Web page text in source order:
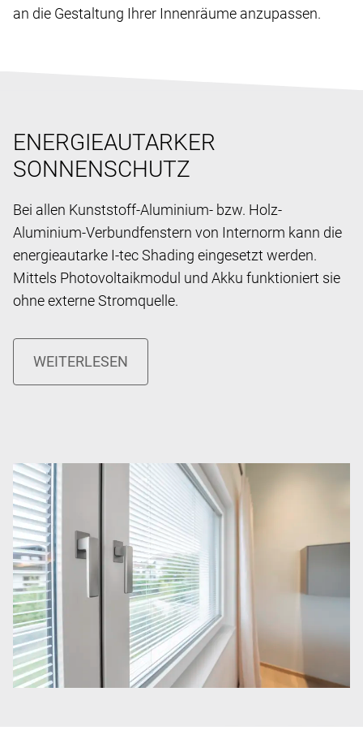
an die Gestaltung Ihrer Innenräume anzupassen.
ENERGIEAUTARKER
SONNENSCHUTZ
Bei allen Kunststoff-Aluminium- bzw. Holz-
Aluminium-Verbundfenstern von Internorm kann die
energieautarke I-tec Shading eingesetzt werden.
Mittels Photovoltaikmodul und Akku funktioniert sie
ohne externe Stromquelle.